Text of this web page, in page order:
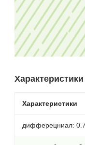
Характеристики
дифферецниал: